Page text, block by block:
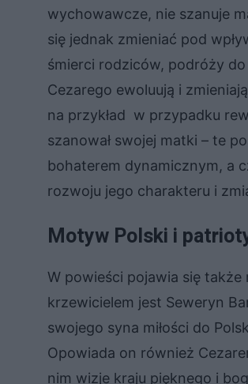
wychowawcze, nie szanuje
się jednak zmieniać pod
śmierci rodziców, podróży do
Cezarego ewoluują i
na przykład w przypadku
szanował swojej matki – te
bohaterem dynamicznym, a
rozwoju jego charakteru i
Motyw Polski i
W powieści pojawia się
krzewicielem jest Seweryn
swojego syna miłości do
Opowiada on również
nim wizje kraju pięknego i